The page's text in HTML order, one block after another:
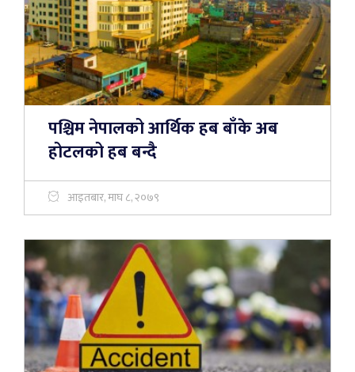
पश्चिम नेपालको आर्थिक हब बाँके अब
होटलको हब बन्दै
आइतबार, माघ ८, २०७९